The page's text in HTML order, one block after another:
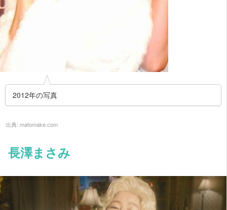
2012年の写真
出典: matomake.com
長澤まさみ